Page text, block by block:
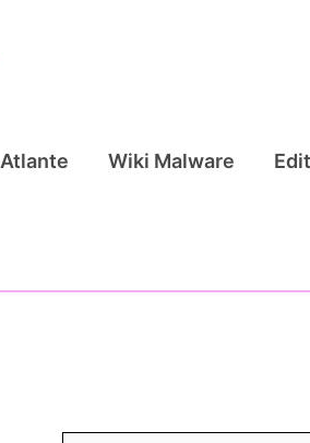
Atlante Wiki Malware